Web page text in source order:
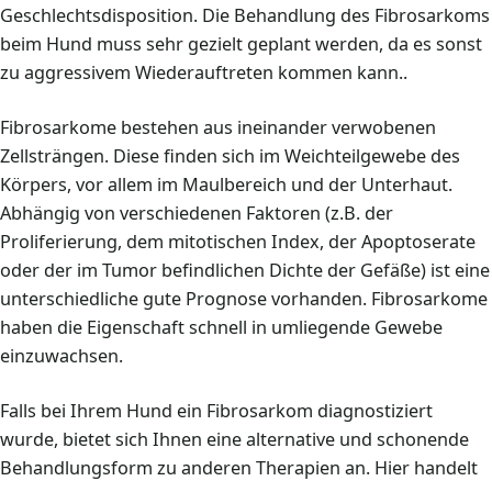
Geschlechtsdisposition. Die Behandlung des Fibrosarkoms
beim Hund muss sehr gezielt geplant werden, da es sonst
zu aggressivem Wiederauftreten kommen kann..
Fibrosarkome bestehen aus ineinander verwobenen
Zellsträngen. Diese finden sich im Weichteilgewebe des
Körpers, vor allem im Maulbereich und der Unterhaut.
Abhängig von verschiedenen Faktoren (z.B. der
Proliferierung, dem mitotischen Index, der Apoptoserate
oder der im Tumor befindlichen Dichte der Gefäße) ist eine
unterschiedliche gute Prognose vorhanden. Fibrosarkome
haben die Eigenschaft schnell in umliegende Gewebe
einzuwachsen.
Falls bei Ihrem Hund ein Fibrosarkom diagnostiziert
wurde, bietet sich Ihnen eine alternative und schonende
Behandlungsform zu anderen Therapien an. Hier handelt